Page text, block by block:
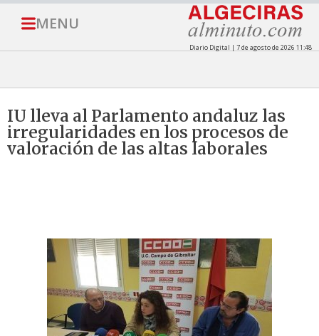
MENU
Diario Digital | 7 de agosto de 2026 11:48
IU lleva al Parlamento andaluz las
irregularidades en los procesos de
valoración de las altas laborales